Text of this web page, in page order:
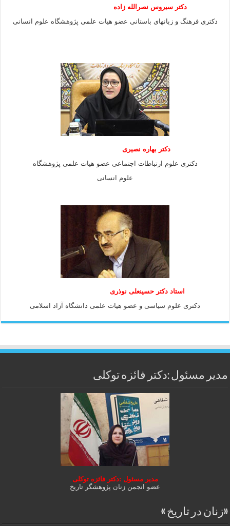
دکتر سیروس نصرالله زاده
دکتری فرهنگ و زبانهای باستانی عضو هیات علمی پژوهشگاه علوم انسانی
دکتر بهاره نصیری
دکتری علوم ارتباطات اجتماعی عضو هیات علمی پژوهشگاه
علوم انسانی
استاد دكتر حسينعلی نوذری
دكتری علوم سياسی و عضو هيات علمی دانشگاه آزاد اسلامی
مدیر مسئول :دکتر فائزه توکلی
مدیر مسئول :دکتر فائزه توکلی
عضو انجمن زنان پژوهشگر تاریخ
«زنان در تاریخ »